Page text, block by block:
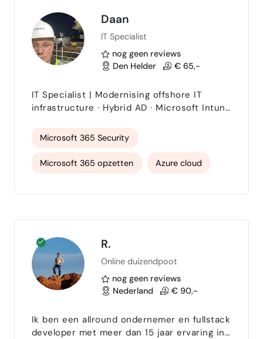
MITRE ATT&CK Security Awareness
windows
Structureren van werkprocessen
Daan
IT Specialist
nog geen reviews
Den Helder
€ 65,-
IT Specialist | Modernising offshore IT
infrastructure · Hybrid AD · Microsoft Intune
into smart solutions
Microsoft 365 Security
Microsoft 365 opzetten Azure cloud
R.
Online duizendpoot
nog geen reviews
Nederland
€ 90,-
Ik ben een allround ondernemer en fullstack
developer met meer dan 15 jaar ervaring in